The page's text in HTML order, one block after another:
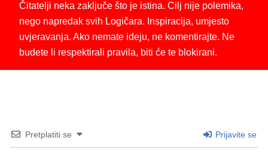
Čitatelji neka zaključe što je istina. Cilj nije polemika,
nego napredak svih Logičara. Inspiracija, umjesto
uvjeravanja. Ako nemate ideju, ne komentirajte. Ne
budete li respektirali pravila, biti će te blokirani.
Pretplatiti se Prijavite se